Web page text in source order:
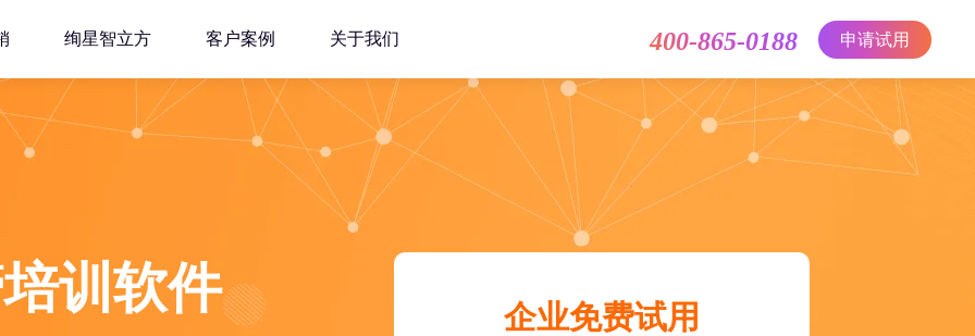
绚星智立方 客户案例 关于我们 400-865-0188 申请试用
训软件 企业免费试用